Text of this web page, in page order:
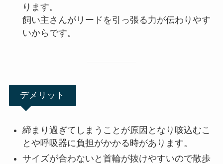
ります。
飼い主さんがリードを引っ張る力が伝わりやす
いからです。
デメリット
締まり過ぎてしまうことが原因となり咳込むこ
とや呼吸器に負担がかかる時があります。
サイズが合わないと首輪が抜けやすいので散歩